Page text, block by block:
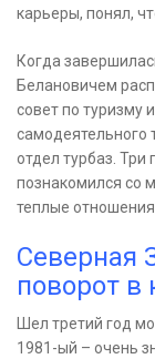
карьеры, понял,
Когда
Белановичем
совет по туризму
самодеятельного
отдел турбаз. Три
познакомился со
теплые
Северная
поворот в
Шел третий год
1981-ый – очень